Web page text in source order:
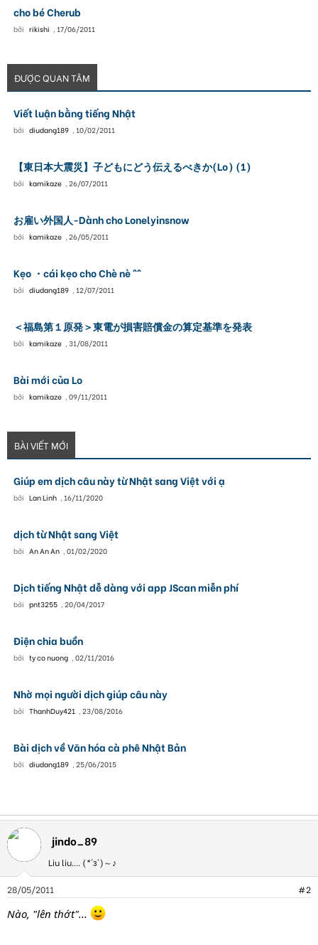
cho bé Cherub
bởi rikishi 17/06/2011
ĐƯỢC QUAN TÂM
Viết luận bằng tiếng Nhật
bởi diudang189 10/02/2011
【東日本大震災】子どもにどう伝えるべきか(Lo) (1)
bởi kamikaze 26/07/2011
お雇い外国人-Dành cho Lonelyinsnow
bởi kamikaze 26/05/2011
Kẹo ・cái kẹo cho Chè nè ^^
bởi diudang189 12/07/2011
＜福島第１原発＞東電が損害賠償金の算定基準を発表
bởi kamikaze 31/08/2011
Bài mới của Lo
bởi kamikaze 09/11/2011
BÀI VIẾT MỚI
Giúp em dịch câu này từ Nhật sang Việt với ạ
bởi Lan Linh 16/11/2020
dịch từ Nhật sang Việt
bởi An An An 01/02/2020
Dịch tiếng Nhật dễ dàng với app JScan miễn phí
bởi pnt3255 20/04/2017
Điện chia buồn
bởi ty co nuong 02/11/2016
Nhờ mọi người dịch giúp câu này
bởi ThanhDuy421 23/08/2016
Bài dịch về Văn hóa cà phê Nhật Bản
bởi diudang189 25/06/2015
jindo_89
Liu liu.... (*´з`)～♪
28/05/2011 #2
Nào, "lên thớt"...